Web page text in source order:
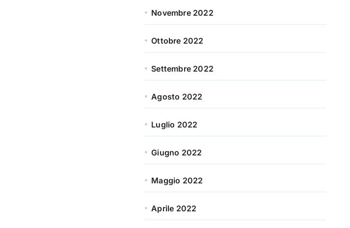
Novembre 2022
Ottobre 2022
Settembre 2022
Agosto 2022
Luglio 2022
Giugno 2022
Maggio 2022
Aprile 2022